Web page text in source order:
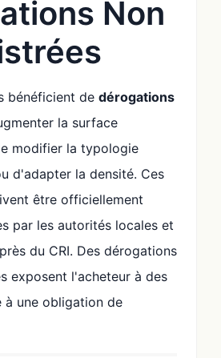
Non
bénéficient de dérogations
la surface
modifier la typologie
d'adapter la densité. Ces
être officiellement
par les autorités locales et
du CRI. Des dérogations
exposent l'acheteur à des
à une obligation de